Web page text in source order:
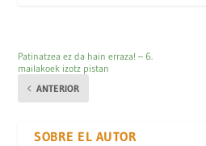
Patinatzea ez da hain erraza! – 6.
mailakoek izotz pistan
ANTERIOR
SOBRE EL AUTOR